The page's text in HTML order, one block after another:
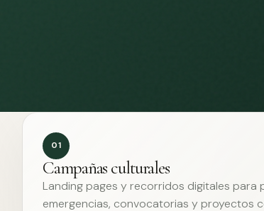
01
Campañas culturales
Landing pages y recorridos digitales para
emergencias, convocatorias y proyectos